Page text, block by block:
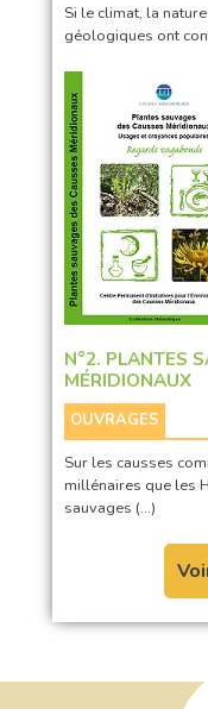
Si le climat, la
géologiques ont
N°2. PLANTES
MÉRIDIONAUX
OUVRAGES
Sur les causses
millénaires que les
sauvages (…)